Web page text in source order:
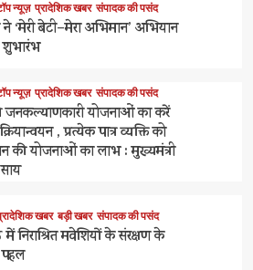
न्यूज़ प्रादेशिक खबर संपादक की पसंद
‘मेरी बेटी–मेरा अभिमान’ अभियान
शुभारंभ
न्यूज़ प्रादेशिक खबर संपादक की पसंद
जनकल्याणकारी योजनाओं का करें
, प्रत्येक पात्र व्यक्ति को
की योजनाओं का लाभ : मुख्यमंत्री
खबर बड़ी खबर संपादक की पसंद
निराश्रित मवेशियों के संरक्षण के